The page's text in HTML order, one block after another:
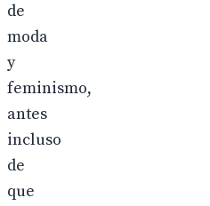
de
moda
y
feminismo,
antes
incluso
de
que